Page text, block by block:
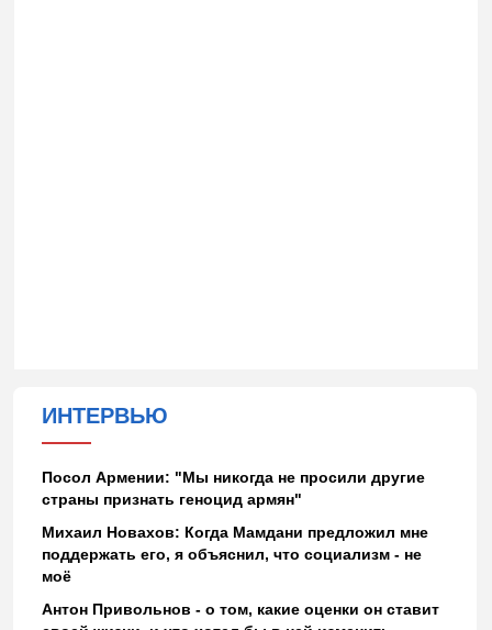
ИНТЕРВЬЮ
Посол Армении: "Мы никогда не просили другие
страны признать геноцид армян"
Михаил Новахов: Когда Мамдани предложил мне
поддержать его, я объяснил, что социализм - не
моё
Антон Привольнов - о том, какие оценки он ставит